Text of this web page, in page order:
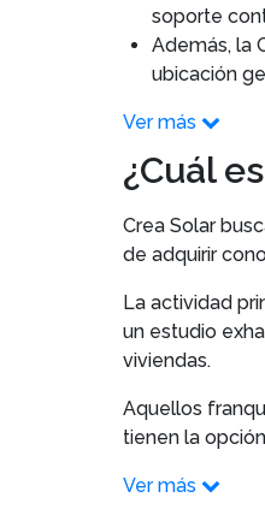
soporte
Además, la
ubicación
Ver más
¿Cuál
Crea Solar
de adquirir
La actividad
un estudio
viviendas.
Aquellos
tienen la
Ver más